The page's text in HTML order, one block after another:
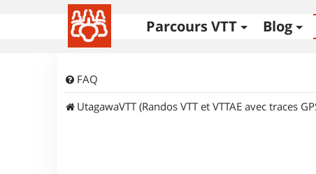
Parcours VTT Blog
FAQ
UtagawaVTT (Randos VTT et VTTAE avec traces